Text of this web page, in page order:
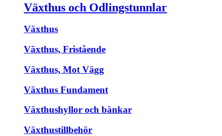
Växthus och Odlingstunnlar
Växthus
Växthus, Fristående
Växthus, Mot Vägg
Växthus Fundament
Växthushyllor och bänkar
Växthustillbehör